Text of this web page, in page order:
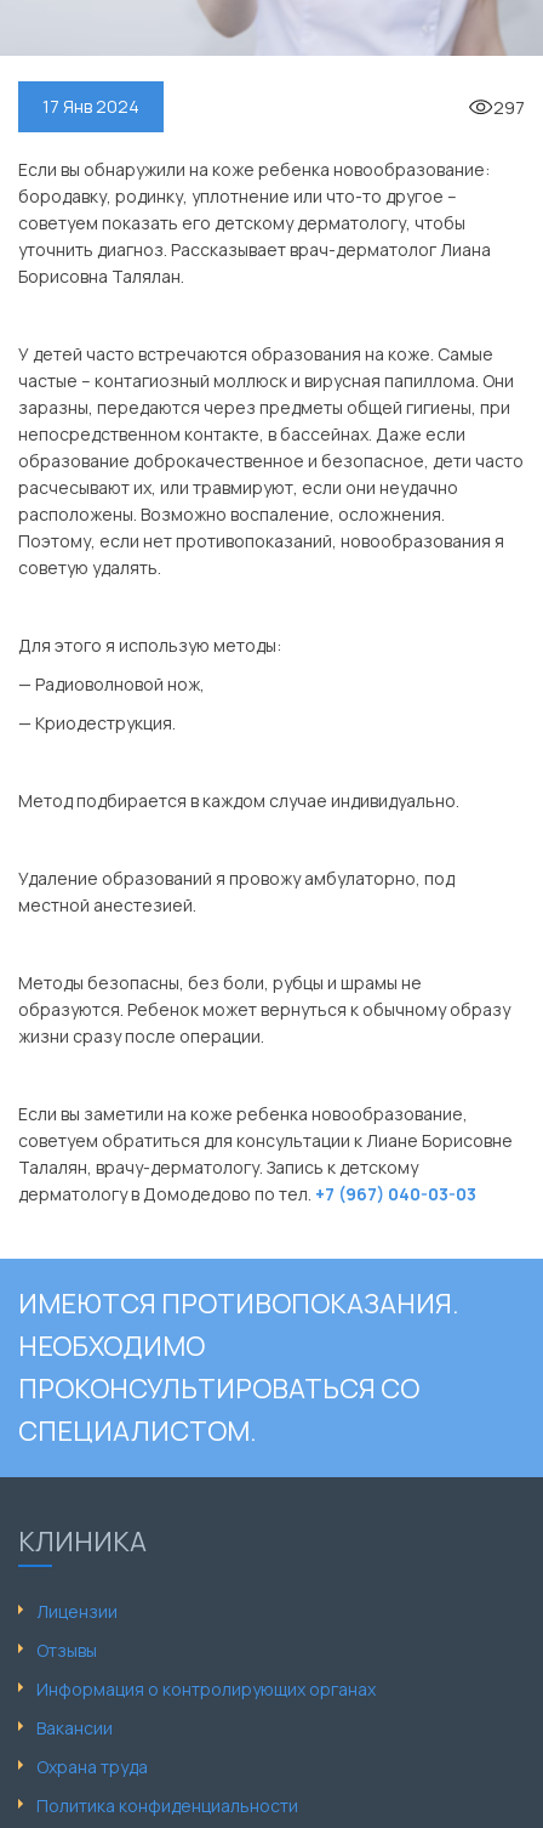
17 Янв 2024 297
Если вы обнаружили на коже ребенка новообразование:
бородавку, родинку, уплотнение или что-то другое –
советуем показать его детскому дерматологу, чтобы
уточнить диагноз. Рассказывает врач-дерматолог Лиана
Борисовна Талялан.
У детей часто встречаются образования на коже. Самые
частые – контагиозный моллюск и вирусная папиллома. Они
заразны, передаются через предметы общей гигиены, при
непосредственном контакте, в бассейнах. Даже если
образование доброкачественное и безопасное, дети часто
расчесывают их, или травмируют, если они неудачно
расположены. Возможно воспаление, осложнения.
Поэтому, если нет противопоказаний, новообразования я
советую удалять.
Для этого я использую методы:
— Радиоволновой нож,
— Криодеструкция.
Метод подбирается в каждом случае индивидуально.
Удаление образований я провожу амбулаторно, под
местной анестезией.
Методы безопасны, без боли, рубцы и шрамы не
образуются. Ребенок может вернуться к обычному образу
жизни сразу после операции.
Если вы заметили на коже ребенка новообразование,
советуем обратиться для консультации к Лиане Борисовне
Талалян, врачу-дерматологу. Запись к детскому
дерматологу в Домодедово по тел. +7 (967) 040-03-03
ИМЕЮТСЯ ПРОТИВОПОКАЗАНИЯ.
НЕОБХОДИМО
ПРОКОНСУЛЬТИРОВАТЬСЯ СО
СПЕЦИАЛИСТОМ.
КЛИНИКА
Лицензии
Отзывы
Информация о контролирующих органах
Вакансии
Охрана труда
Политика конфиденциальности